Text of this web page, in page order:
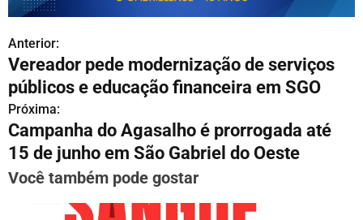
N
a
v
e
g
Anterior:
Vereador pede modernização de serviços
públicos e educação financeira em SGO
Próxima:
Campanha do Agasalho é prorrogada até
15 de junho em São Gabriel do Oeste
Você também pode gostar